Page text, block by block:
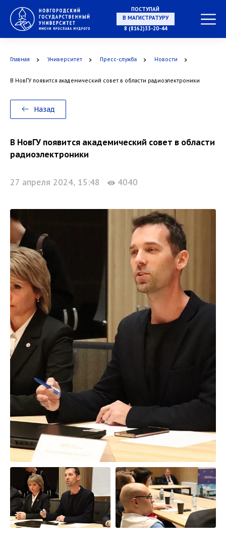
ПОСТУПАЙ
НА СПЕЦИАЛИТЕТ
В МАГИСТРАТУРУ
В АСПИРАНТУРУ
8 (8162)33-20-44
Главная Университет Пресс-служба Новости
В НовГУ появится академический совет в области радиоэлектроники
Назад
В НовГУ появится академический совет в области
радиоэлектроники
27 апреля 2024, 15:48 4040